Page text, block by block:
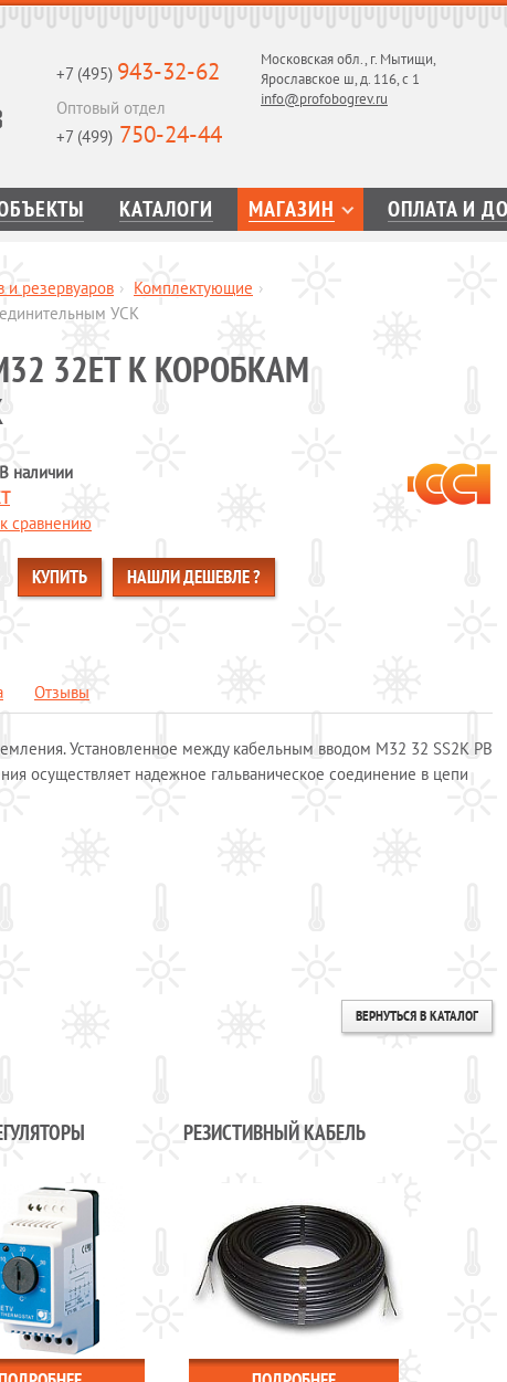
+7 (495) 943-32-62
Оптовый отдел
+7 (499) 750-24-44
Московская обл., г. Мытищи,
Ярославское ш, д. 116, с 1
info@profobogrev.ru
КАТАЛОГИ МАГАЗИН ОПЛАТА И
и резервуаров › Комплектующие ›
УСК
32ЕТ К КОРОБКАМ
В наличии
сравнению
КУПИТЬ НАШЛИ ДЕШЕВЛЕ ?
Отзывы
Установленное между кабельным вводом М32 32 SS2K PB
осуществляет надежное гальваническое соединение в цепи
ВЕРНУТЬСЯ В КАТАЛОГ
РЕЗИСТИВНЫЙ КАБЕЛЬ